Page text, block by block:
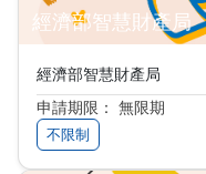
經濟部智慧財產局
經濟部智慧財產局
申請期限： 無限期
不限制